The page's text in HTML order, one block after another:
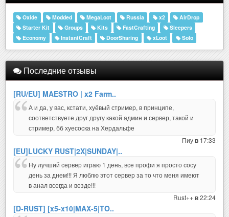
Oxide Modded MegaLoot Russia x2
AirDrop
Starter Kit
Groups Kits FastCrafting
Sleepers
Economy
InstantCraft DoorSharing xLoot Solo
Последние отзывы
[RU/EU] MAESTRO | x2 Farm..
А и да, у вас, кстати, хуёвый стример, в принципе,
соответствуете друг другу какой админ и сервер, такой и
стример, бб хуесоска на Хердальфе
Пиув 17:33
[EU]LUCKY RUST|2X|SUNDAY|..
Ну лучший сервер играю 1 день, все профи я просто сосу
день за днем!!! Я люблю этот сервер за то что меня имеют
в анал всегда и везде!!!
Rust++ в22:24
[D-RUST] [x5-x10|MAX-5|TO..